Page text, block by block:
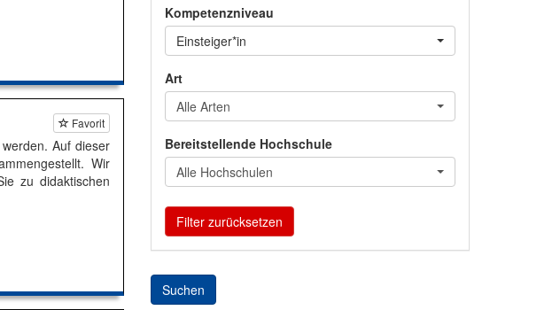
Kompetenzniveau
Einsteiger*in
Art
Alle Arten
Bereitstellende Hochschule
Alle Hochschulen
Filter zurücksetzen
Suchen
Favorit
Auf dieser
Wir
zu didaktischen